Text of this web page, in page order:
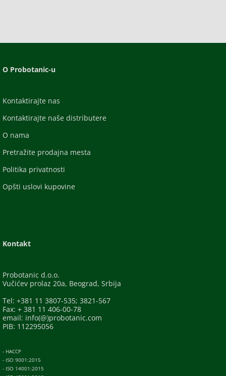
O Probotanic-u
Kontaktirajte nas
Kontaktirajte naše distributere
O nama
Pretražite prodajna mesta
Politika privatnosti
Opšti uslovi kupovine
Kontakt
Probotanic d.o.o.
Vučićev prolaz 20a, Beograd, Srbija
Tel: +381 11 3807-535; 3821-567
Fax: + 381 11 406-00-78
email: info(@)probotanic.com
PIB: 112295056
- HACCP
- ISO 9001:2015
- ISO 14001:2015